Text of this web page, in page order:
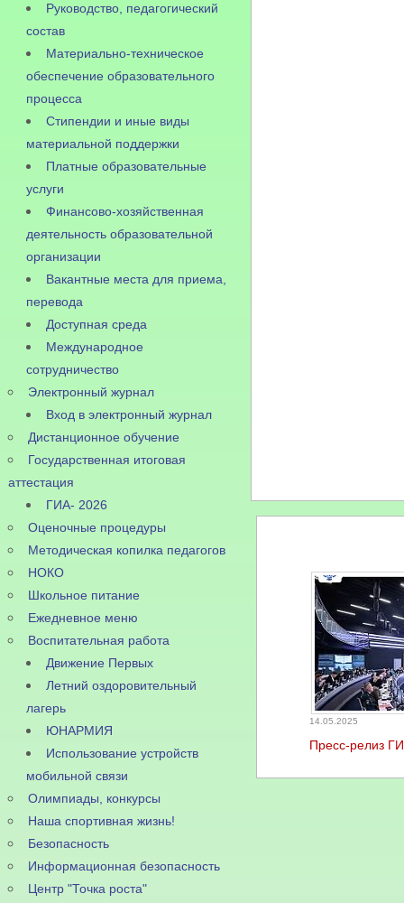
Руководство, педагогический
состав
Материально-техническое
обеспечение образовательного
процесса
Стипендии и иные виды
материальной поддержки
Платные образовательные
услуги
Финансово-хозяйственная
деятельность образовательной
организации
Вакантные места для приема,
перевода
Доступная среда
Международное
сотрудничество
Электронный журнал
Вход в электронный журнал
Дистанционное обучение
Государственная итоговая
аттестация
ГИА- 2026
Оценочные процедуры
Методическая копилка педагогов
НОКО
Школьное питание
Ежедневное меню
Воспитательная работа
Движение Первых
Летний оздоровительный
лагерь
ЮНАРМИЯ
Использование устройств
мобильной связи
Олимпиады, конкурсы
Наша спортивная жизнь!
Безопасность
Информационная безопасность
Центр "Точка роста"
14.05.2025
Пресс-релиз